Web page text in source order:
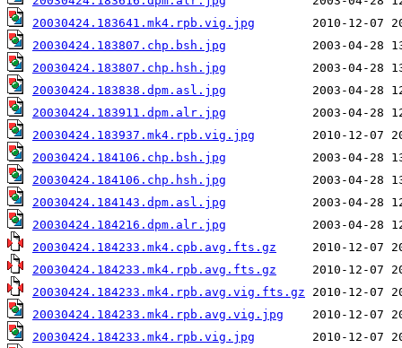
20030424.183641.mk4.rpb.vig.jpg
20030424.183807.chp.bsh.jpg
20030424.183807.chp.hsh.jpg
20030424.183838.dpm.asl.jpg
20030424.183911.dpm.alr.jpg
20030424.183937.mk4.rpb.vig.jpg
20030424.184106.chp.bsh.jpg
20030424.184106.chp.hsh.jpg
20030424.184143.dpm.asl.jpg
20030424.184216.dpm.alr.jpg
20030424.184233.mk4.cpb.avg.fts.gz
20030424.184233.mk4.rpb.avg.fts.gz
20030424.184233.mk4.rpb.avg.vig.fts.gz
20030424.184233.mk4.rpb.avg.vig.jpg
20030424.184233.mk4.rpb.vig.jpg